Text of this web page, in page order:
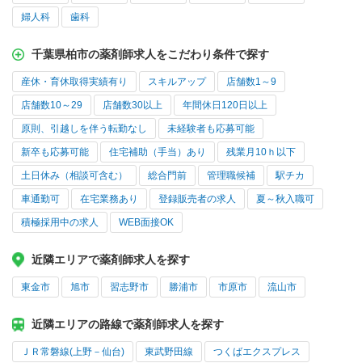
婦人科 歯科
千葉県柏市の薬剤師求人をこだわり条件で探す
産休・育休取得実績有り スキルアップ 店舗数1～9
店舗数10～29 店舗数30以上 年間休日120日以上
原則、引越しを伴う転勤なし 未経験者も応募可能
新卒も応募可能 住宅補助（手当）あり 残業月10ｈ以下
土日休み（相談可含む） 総合門前 管理職候補 駅チカ
車通勤可 在宅業務あり 登録販売者の求人 夏～秋入職可
積極採用中の求人 WEB面接OK
近隣エリアで薬剤師求人を探す
東金市 旭市 習志野市 勝浦市 市原市 流山市
近隣エリアの路線で薬剤師求人を探す
ＪＲ常磐線(上野－仙台) 東武野田線 つくばエクスプレス